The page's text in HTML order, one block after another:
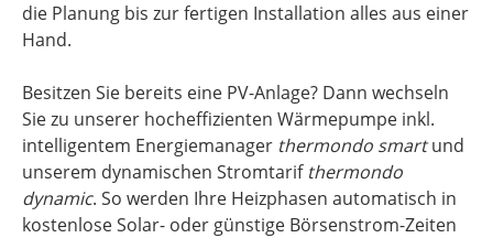
die Planung bis zur fertigen Installation alles aus einer
Hand.
Besitzen Sie bereits eine PV-Anlage? Dann wechseln
Sie zu unserer hocheffizienten Wärmepumpe inkl.
intelligentem Energiemanager thermondo smartund
unserem dynamischen Stromtarif thermondo
dynamic. So werden Ihre Heizphasen automatisch in
kostenlose Solar- oder günstige Börsenstrom-Zeiten